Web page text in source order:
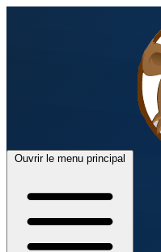
Ouvrir le menu principal